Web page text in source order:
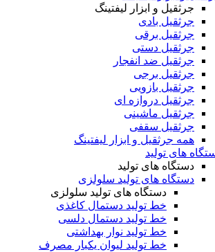
جرثقیل و ابزار لیفتینگ
جرثقیل بادی
جرثقیل برقی
جرثقیل دستی
جرثقیل ضد انفجار
جرثقیل برجی
جرثقیل بازویی
جرثقیل دروازه ای
جرثقیل ماشینی
جرثقیل سقفی
همه جرثقیل و ابزار لیفتینگ
های تولید
دستگاه های تولید
دستگاه های تولید سلولزی
دستگاه های تولید سلولزی
خط تولید دستمال کاغذی
خط تولید دستمال دلسی
خط تولید نوار بهداشتی
خط تولید لیوان یکبار مصرف